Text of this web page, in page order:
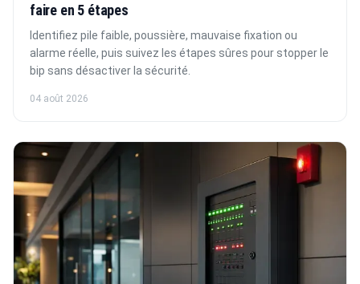
faire en 5 étapes
Identifiez pile faible, poussière, mauvaise fixation ou
alarme réelle, puis suivez les étapes sûres pour stopper le
bip sans désactiver la sécurité.
04 août 2026